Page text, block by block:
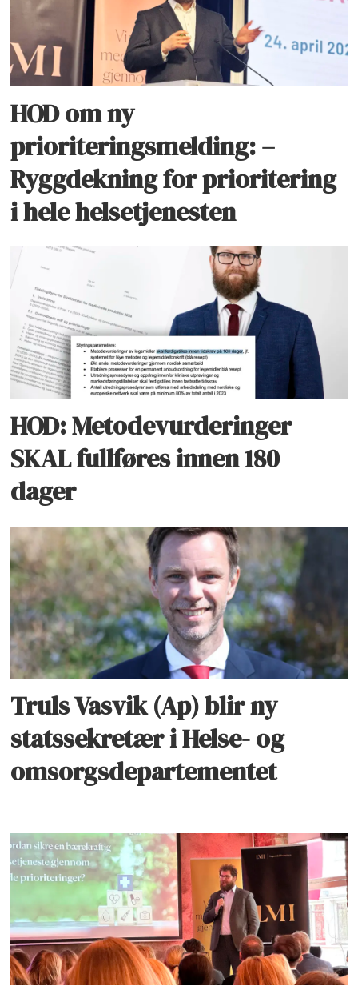
HOD om ny
prioriteringsmelding: –
Ryggdekning for prioritering
i hele helsetjenesten
HOD: Metodevurderinger
SKAL fullføres innen 180
dager
Truls Vasvik (Ap) blir ny
statssekretær i Helse- og
omsorgsdepartementet